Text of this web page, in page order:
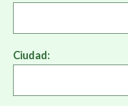
Ciudad: